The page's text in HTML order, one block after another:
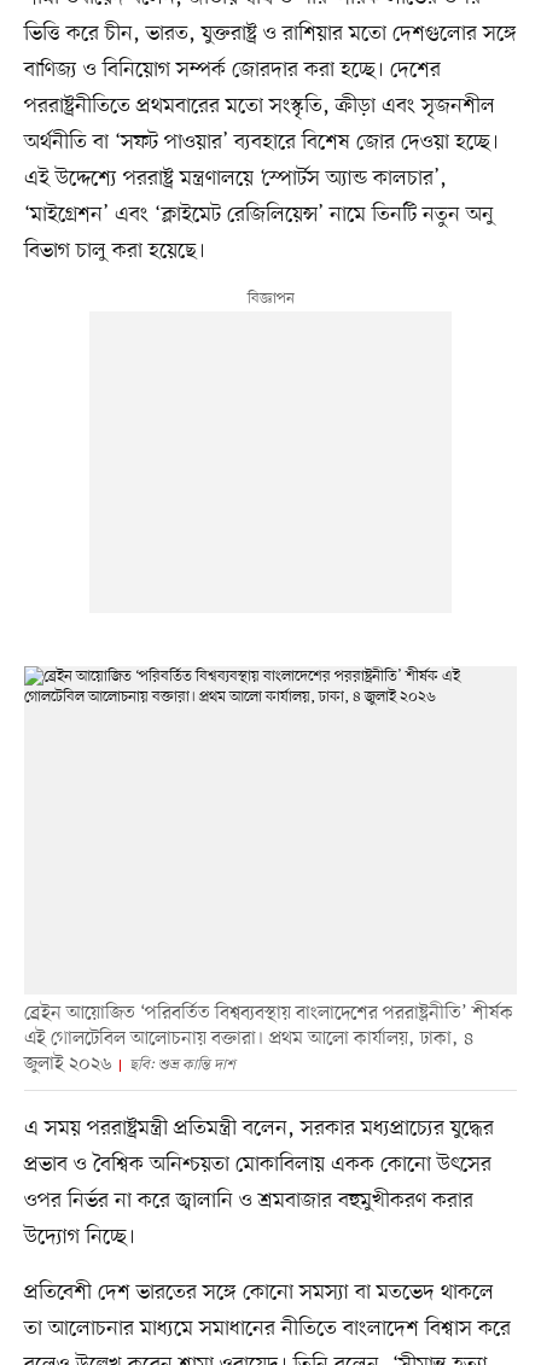
ভিত্তি করে চীন, ভারত, যুক্তরাষ্ট্র ও রাশিয়ার মতো দেশগুলোর সঙ্গে
বাণিজ্য ও বিনিয়োগ সম্পর্ক জোরদার করা হচ্ছে। দেশের
পররাষ্ট্রনীতিতে প্রথমবারের মতো সংস্কৃতি, ক্রীড়া এবং সৃজনশীল
অর্থনীতি বা ‘সফট পাওয়ার’ ব্যবহারে বিশেষ জোর দেওয়া হচ্ছে।
এই উদ্দেশ্যে পররাষ্ট্র মন্ত্রণালয়ে ‘স্পোর্টস অ্যান্ড কালচার’,
‘মাইগ্রেশন’ এবং ‘ক্লাইমেট রেজিলিয়েন্স’ নামে তিনটি নতুন অনু
বিভাগ চালু করা হয়েছে।
ব্রেইন আয়োজিত ‘পরিবর্তিত বিশ্বব্যবস্থায় বাংলাদেশের পররাষ্ট্রনীতি’ শীর্ষক
এই গোলটেবিল আলোচনায় বক্তারা। প্রথম আলো কার্যালয়, ঢাকা, ৪
জুলাই ২০২৬
ছবি: শুভ্র কান্তি দাশ
এ সময় পররাষ্ট্রমন্ত্রী প্রতিমন্ত্রী বলেন, সরকার মধ্যপ্রাচ্যের যুদ্ধের
প্রভাব ও বৈশ্বিক অনিশ্চয়তা মোকাবিলায় একক কোনো উৎসের
ওপর নির্ভর না করে জ্বালানি ও শ্রমবাজার বহুমুখীকরণ করার
উদ্যোগ নিচ্ছে।
প্রতিবেশী দেশ ভারতের সঙ্গে কোনো সমস্যা বা মতভেদ থাকলে
তা আলোচনার মাধ্যমে সমাধানের নীতিতে বাংলাদেশ বিশ্বাস করে